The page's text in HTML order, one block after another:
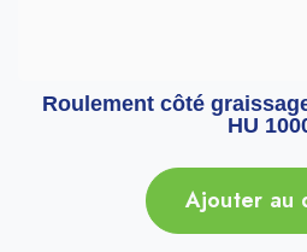
Roulement côté
HU
Ajouter au